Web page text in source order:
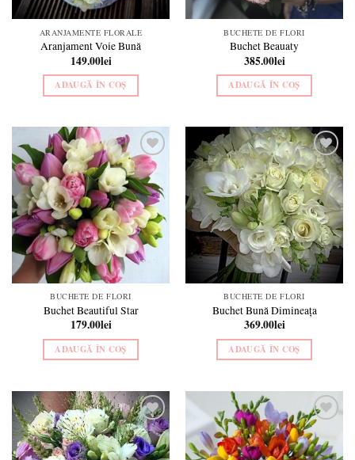
ARANJAMENTE FLORALE
Aranjament Voie Bună
149.00lei
ADAUGĂ ÎN COȘ
BUCHETE DE FLORI
Buchet Beauaty
385.00lei
ADAUGĂ ÎN COȘ
Add to
wishlist
BUCHETE DE FLORI
Buchet Beautiful Star
179.00lei
ADAUGĂ ÎN COȘ
Add to
wishlist
BUCHETE DE FLORI
Buchet Bună Dimineața
369.00lei
ADAUGĂ ÎN COȘ
Add to
wishlist
Add to
wishlist